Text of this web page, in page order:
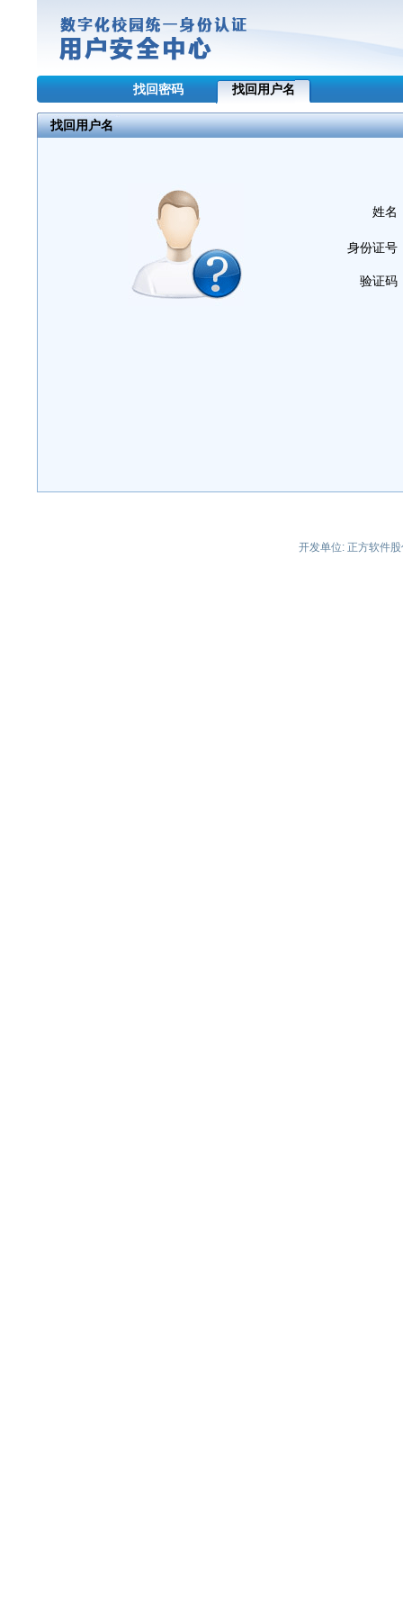
找回密码 找回用户名
找回用户名
姓名
身份证号
验证码
开发单位: 正方软件